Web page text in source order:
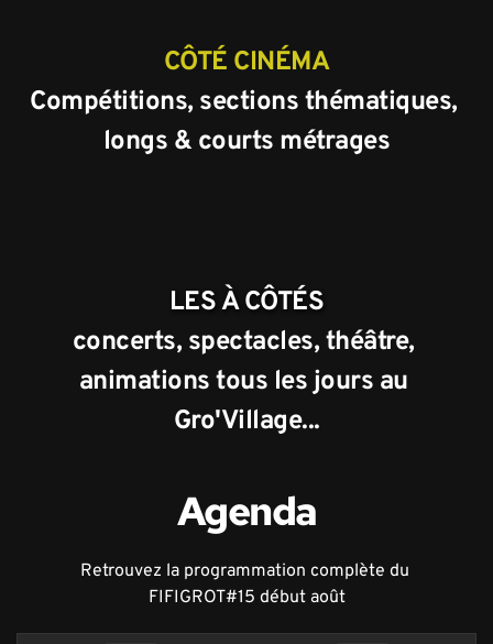
CÔTÉ CINÉMA
Compétitions, sections thématiques,
longs & courts métrages
LES À CÔTÉS
concerts, spectacles, théâtre,
animations tous les jours au
Gro'Village...
Agenda
Retrouvez la programmation complète du
FIFIGROT#15 début août